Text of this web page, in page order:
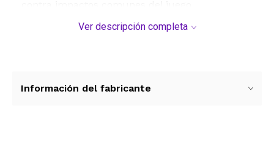
Especificaciones tecnicas y caracteristicas:
- Talle Chico Small
Ver descripción completa
Información del fabricante